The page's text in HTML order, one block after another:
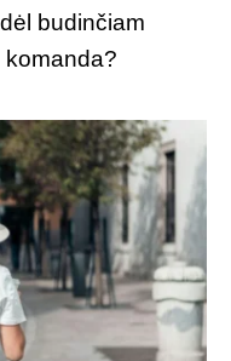
budinčiam
komanda?